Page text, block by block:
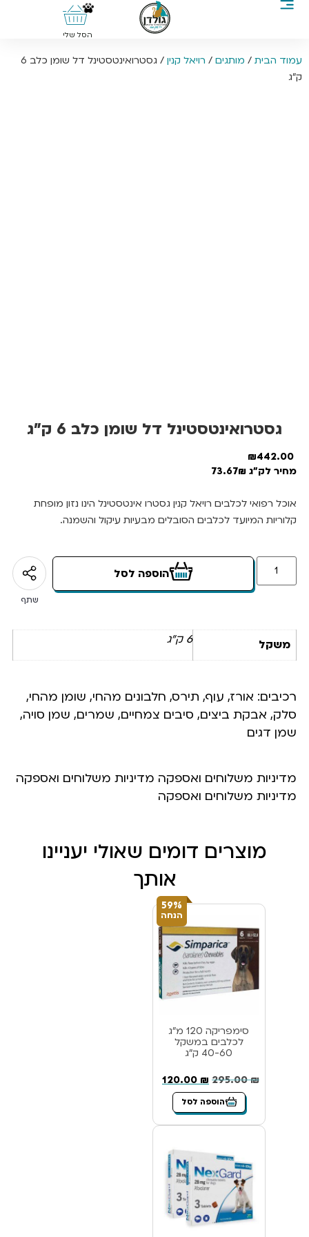
0
הסל שלי
עמוד הבית / מותגים / רויאל קנין
/ גסטרואינטסטינל דל שומן כלב 6
ק”ג
גסטרואינטסטינל דל שומן כלב 6 ק”ג
442.00
₪
מחיר לק"ג 73.67₪
אוכל רפואי לכלבים רויאל קנין גסטרו אינטסטינל הינו נזון מופחת
קלוריות המיועד לכלבים הסובלים מבעיות עיקול והשמנה.
הוספה לסל
שתף
משקל 6 ק"ג
רכיבים: אורז, עוף, תירס, חלבונים מהחי, שומן מהחי,
סלק, אבקת ביצים, סיבים צמחיים, שמרים, שמן סויה,
שמן דגים
מדיניות משלוחים ואספקה מדיניות משלוחים ואספקה
מדיניות משלוחים ואספקה
מוצרים דומים שאולי יעניינו
אותך
59%
הנחה
סימפריקה 120 מ”ג
לכלבים במשקל
40-60 ק”ג
295.00₪
120.00 ₪
הוספה לסל